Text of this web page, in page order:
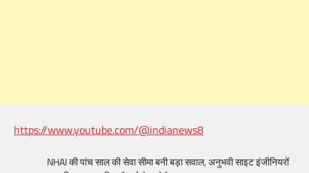
https://www.youtube.com/@indianews8
NHAI की पांच साल की सेवा सीमा बनी बड़ा सवाल, अनुभवी साइट इंजीनियरों